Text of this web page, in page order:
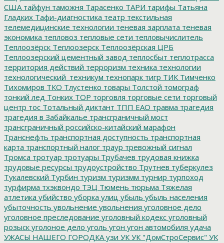
США тайфун таможня Тарасенко ТАРИ тарифы Татьяна
Гладких Тафи-диагностика театр текстильная
телемедицинские технологии теневая зарплата теневая
экономика тепловоз тепловые сети тепловычислитель
Теплоозёрск Теплоозерск Теплоозёрская ЦРБ
Теплоозерский цементный завод теплосбыт теплотрасса
территория действий терроризм техника технологии
технологический_техникум технопарк тигр ТИК Тимченко
Тихомиров ТКО Тлустенко товары Толстой томограф
тонкий лед Тонких ТОР торговля торговые сети торговый
центр тос Тотальный диктант ТПП ЕАО травма трагедия
трагедия в Забайкалье трансграничный мост
трансграничный российско-китайский марафон
Транснефть транспортная доступность транспортная
карта транспортный налог траур тревожный сигнал
Тромса тротуар тротуары Трубачев трудовая книжка
трудовые ресурсы трудоустройство Трутнев туберкулез
Тукалевский Турбин туризм туризмм турнир турпоход
турфирма тхэквондо ТЭЦ Тюмень тюрьма Тяжелая
атлетика убийство уборка улиц убыль убыль населения
убыточность увольнение увольнения уголовное дело
уголовное преследование уголовный кодекс уголовный
розыск уголоное дело уголь угон угон автомобиля удача
УЖАСЫ НАШЕГО ГОРОДКА узи УК УК "ДомСтроСервис" УК